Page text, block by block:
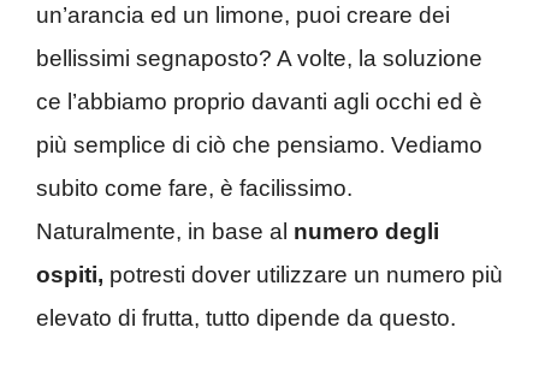
un’arancia ed un limone, puoi creare dei
bellissimi segnaposto? A volte, la soluzione
ce l’abbiamo proprio davanti agli occhi ed è
più semplice di ciò che pensiamo. Vediamo
subito come fare, è facilissimo.
Naturalmente, in base al numero degli
ospiti, potresti dover utilizzare un numero più
elevato di frutta, tutto dipende da questo.